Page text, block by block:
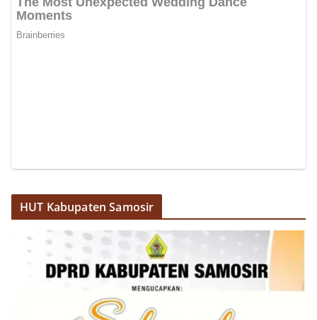
HUT Kabupaten Samosir